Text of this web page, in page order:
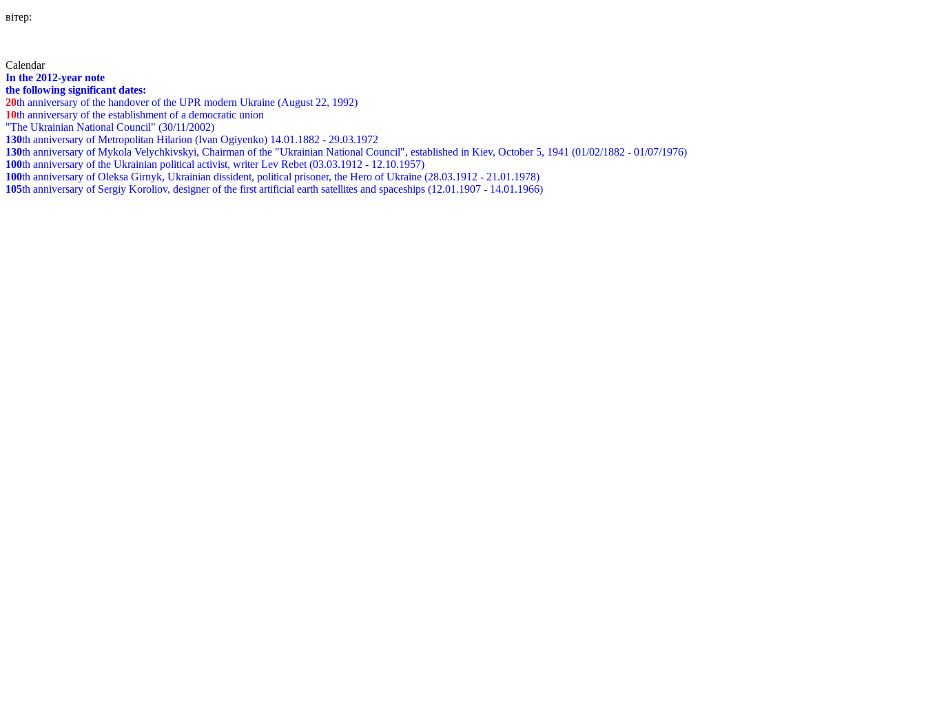
вітер:
Calendar
In the 2012-year note
the following significant dates:
20th anniversary of the handover of the UPR modern Ukraine (August 22, 1992)
10th anniversary of the establishment of a democratic union
"The Ukrainian National Council" (30/11/2002)
130th anniversary of Metropolitan Hilarion (Ivan Ogiyenko) 14.01.1882 - 29.03.1972
130th anniversary of Mykola Velychkivskyi, Chairman of the "Ukrainian National Council", established in Kiev, October 5, 1941 (01/02/1882 - 01/07/1976)
100th anniversary of the Ukrainian political activist, writer Lev Rebet (03.03.1912 - 12.10.1957)
100th anniversary of Oleksa Girnyk, Ukrainian dissident, political prisoner, the Hero of Ukraine (28.03.1912 - 21.01.1978)
105th anniversary of Sergiy Koroliov, designer of the first artificial earth satellites and spaceships (12.01.1907 - 14.01.1966)